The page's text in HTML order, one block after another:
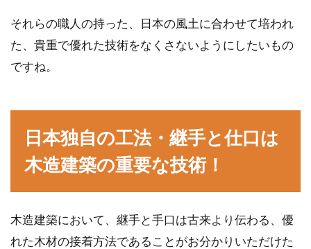
それらの職人の持った、日本の風土に合わせて培われ
た、貴重で優れた技術をなくさないようにしたいもの
ですね。
日本独自の工法・継手と仕口は
木造建築の重要な技術！
木造建築において、継手と手口は古来より伝わる、優
れた木材の接着方法であることがお分かりいただけた